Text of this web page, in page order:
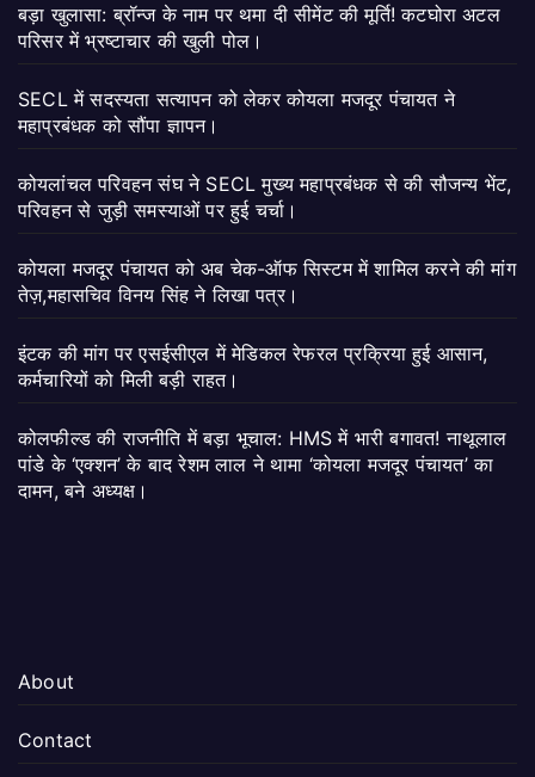
बड़ा खुलासा: ब्रॉन्ज के नाम पर थमा दी सीमेंट की मूर्ति! कटघोरा अटल
परिसर में भ्रष्टाचार की खुली पोल।
SECL में सदस्यता सत्यापन को लेकर कोयला मजदूर पंचायत ने
महाप्रबंधक को सौंपा ज्ञापन।
कोयलांचल परिवहन संघ ने SECL मुख्य महाप्रबंधक से की सौजन्य भेंट,
परिवहन से जुड़ी समस्याओं पर हुई चर्चा।
कोयला मजदूर पंचायत को अब चेक-ऑफ सिस्टम में शामिल करने की मांग
तेज़,महासचिव विनय सिंह ने लिखा पत्र।
इंटक की मांग पर एसईसीएल में मेडिकल रेफरल प्रक्रिया हुई आसान,
कर्मचारियों को मिली बड़ी राहत।
कोलफील्ड की राजनीति में बड़ा भूचाल: HMS में भारी बगावत! नाथूलाल
पांडे के ‘एक्शन’ के बाद रेशम लाल ने थामा ‘कोयला मजदूर पंचायत’ का
दामन, बने अध्यक्ष।
About
Contact